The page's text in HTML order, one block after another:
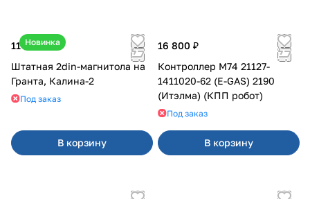
Новинка
11 800 ₽
Штатная 2din-магнитола на
Гранта, Калина-2
Под заказ
В корзину
16 800 ₽
Контроллер М74 21127-
1411020-62 (E-GAS) 2190
(Итэлма) (КПП робот)
Под заказ
В корзину